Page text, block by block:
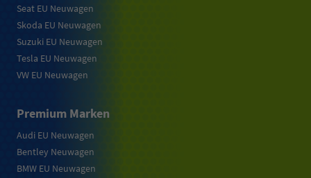
Seat EU Neuwagen
Skoda EU Neuwagen
Suzuki EU Neuwagen
Tesla EU Neuwagen
VW EU Neuwagen
Premium Marken
Audi EU Neuwagen
Bentley Neuwagen
BMW EU Neuwagen